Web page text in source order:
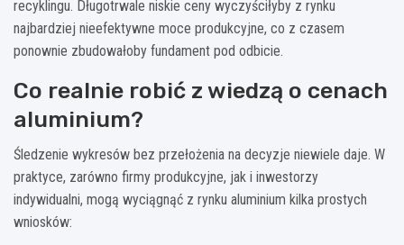
recyklingu. Długotrwale niskie ceny wyczyściłyby z rynku
najbardziej nieefektywne moce produkcyjne, co z czasem
ponownie zbudowałoby fundament pod odbicie.
Co realnie robić z wiedzą o cenach
aluminium?
Śledzenie wykresów bez przełożenia na decyzje niewiele daje. W
praktyce, zarówno firmy produkcyjne, jak i inwestorzy
indywidualni, mogą wyciągnąć z rynku aluminium kilka prostych
wniosków: